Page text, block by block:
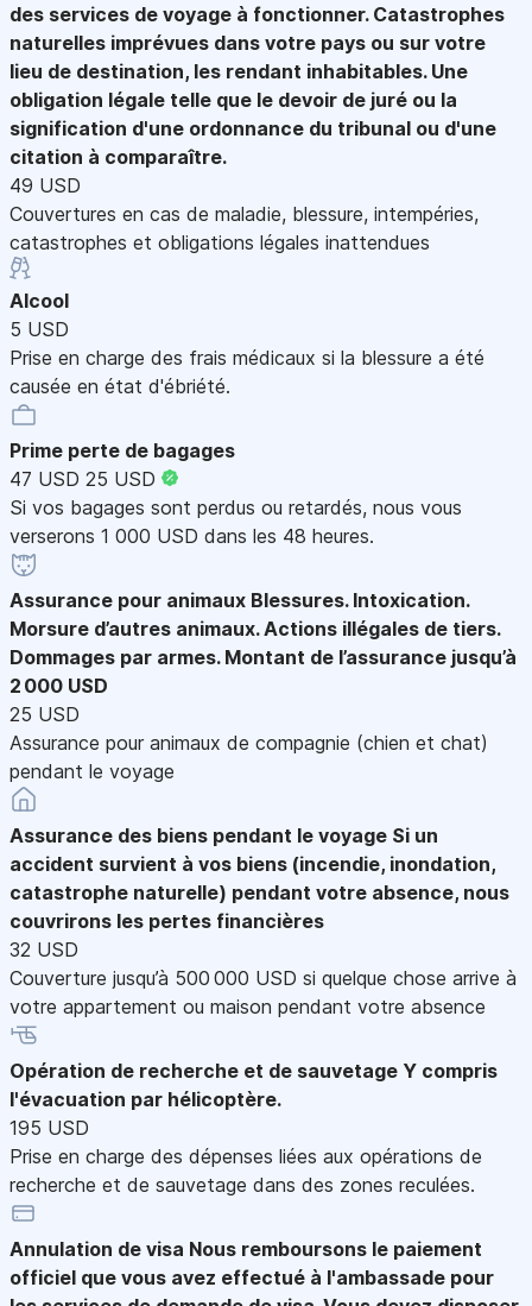
des services de voyage à fonctionner. Catastrophes
naturelles imprévues dans votre pays ou sur votre
lieu de destination, les rendant inhabitables. Une
obligation légale telle que le devoir de juré ou la
signification d'une ordonnance du tribunal ou d'une
citation à comparaître.
49 USD
Couvertures en cas de maladie, blessure, intempéries,
catastrophes et obligations légales inattendues
Alcool
5 USD
Prise en charge des frais médicaux si la blessure a été
causée en état d'ébriété.
Prime perte de bagages
47 USD 25 USD
Si vos bagages sont perdus ou retardés, nous vous
verserons 1 000 USD dans les 48 heures.
Assurance pour animaux Blessures. Intoxication.
Morsure d’autres animaux. Actions illégales de tiers.
Dommages par armes. Montant de l’assurance jusqu’à
2 000 USD
25 USD
Assurance pour animaux de compagnie (chien et chat)
pendant le voyage
Assurance des biens pendant le voyage Si un
accident survient à vos biens (incendie, inondation,
catastrophe naturelle) pendant votre absence, nous
couvrirons les pertes financières
32 USD
Couverture jusqu’à 500 000 USD si quelque chose arrive à
votre appartement ou maison pendant votre absence
Opération de recherche et de sauvetage Y compris
l'évacuation par hélicoptère.
195 USD
Prise en charge des dépenses liées aux opérations de
recherche et de sauvetage dans des zones reculées.
Annulation de visa Nous remboursons le paiement
officiel que vous avez effectué à l'ambassade pour